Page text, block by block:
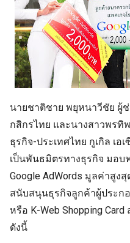
นายชาติชาย พยุหนาวีชัย ผู้
กสิกรไทย และนางสาวพรทิ
ธุรกิจ-ประเทศไทย กูเกิล เอ
เป็นพันธมิตรทางธุรกิจ มอ
Google AdWords มูลค่าสูง
สนับสนุนธุรกิจลูกค้าผู้ประกอ
หรือ K-Web Shopping
ดังนี้